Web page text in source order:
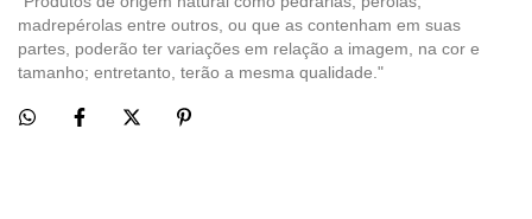
madrepérolas entre outros, ou que as contenham em suas
partes, poderão ter variações em relação a imagem, na cor e
tamanho; entretanto, terão a mesma qualidade."